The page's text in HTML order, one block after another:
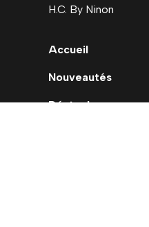
H.C. By Ninon
Accueil
Nouveautés
Déstockage